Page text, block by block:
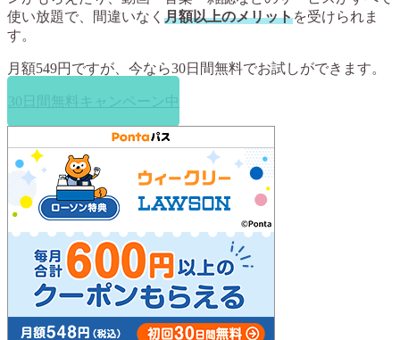
使い放題で、間違いなく 月額以上のメリットを受けられま
す。
月額549円ですが、今なら30日間無料でお試しができます。
30日間無料キャンペーン中